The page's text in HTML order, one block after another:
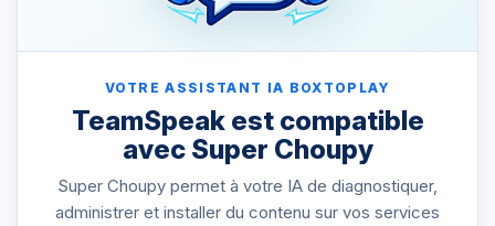
VOTRE ASSISTANT IA BOXTOPLAY
TeamSpeak est compatible
avec Super Choupy
Super Choupy permet à votre IA de diagnostiquer,
administrer et installer du contenu sur vos services